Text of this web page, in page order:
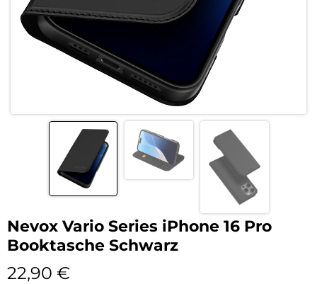
Nevox Vario Series iPhone 16 Pro
Booktasche Schwarz
22,90 €